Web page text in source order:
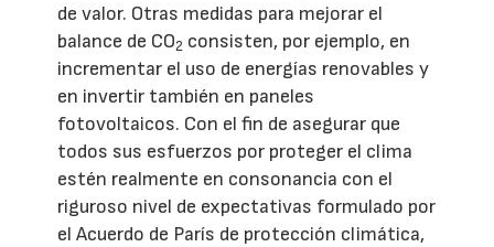
de valor. Otras medidas para mejorar el
balance de CO2 consisten, por ejemplo, en
incrementar el uso de energías renovables y
en invertir también en paneles
fotovoltaicos. Con el fin de asegurar que
todos sus esfuerzos por proteger el clima
estén realmente en consonancia con el
riguroso nivel de expectativas formulado por
el Acuerdo de París de protección climática,